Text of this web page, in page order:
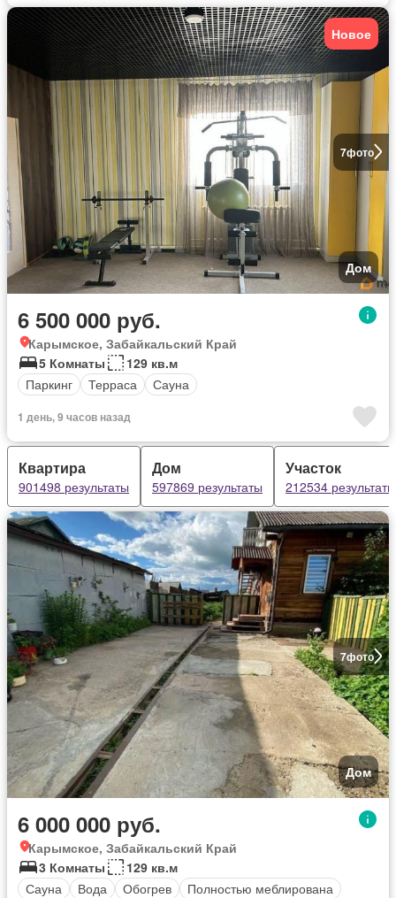
7фото
Новое
Дом
6 500 000 руб.
Карымское, Забайкальский Край
5 Комнаты
129 кв.м
Паркинг
Терраса Сауна
1 день, 9 часов назад
Квартира
901498 результаты
Дом
597869 результаты
Участок
212534 результаты
7фото
Дом
6 000 000 руб.
Карымское, Забайкальский Край
3 Комнаты
129 кв.м
Сауна
Вода Обогрев Полностью меблирована